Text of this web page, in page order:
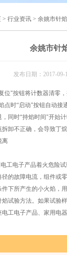
> 行业资讯 > 余姚市针
余姚市针
发布日期：2017-
位"按钮将计数器清零
点时“启动"按钮自动
同时“持焰时间"开始
卸不正确，会导致丁
离
工电子产品着火危险
的故障电流，组件或
下所产生的小火焰，
试验方法。如果试验
工电子产品、家用电
，外径≤Ф0.9mm